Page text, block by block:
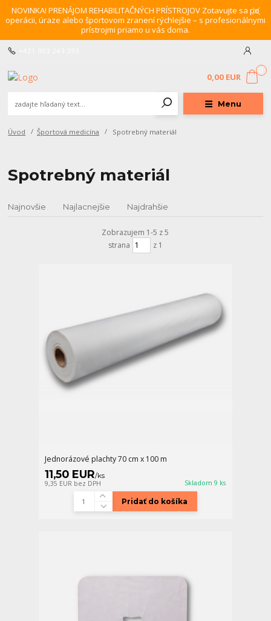
NOVINKA! PRENÁJOM REHABILITAČNÝCH PRÍSTROJOV Zotavujte sa po
operácii, úraze alebo športovom zranení rýchlejšie – s profesionálnymi
prístrojmi priamo u vás doma.
Menu
0,00 EUR
Úvod Športová medicína Spotrebný materiál
Spotrebný materiál
Najnovšie Najlacnejšie Najdrahšie
Zobrazujem 1-5 z 5
strana
z 1
Jednorázové plachty 70 cm x 100 m
11,50 EUR/ks
9,35 EUR bez DPH Skladom 9 ks
Pridať do košíka